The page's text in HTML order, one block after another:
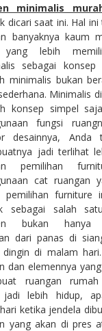
minimalis
dicari saat ini. Hal ini
banyaknya kaum
lebih
sebagai konsep
minimalis bukan
Minimalis
konsep simpel
fungsi
desainnya, Anda
jadi terlihat
pemilihan
cat ruangan
pemilihan furniture
sebagai salah
bukan hanya
dari panas di
dingin di malam
dan elemennya
ruangan
jadi lebih hidup,
ketika jendela
yang akan di pres